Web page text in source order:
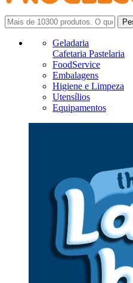
Geladaria
Cafetaria Pastelaria
FoodService
Embalagens
Higiene e Limpeza
Utensílios
Equipamentos